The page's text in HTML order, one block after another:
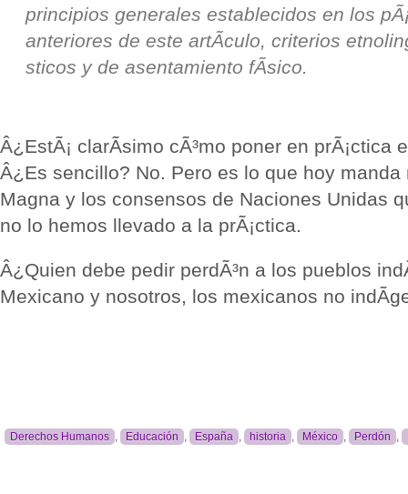
principios generales establecidos en los
anteriores de este artÃ­culo, criterios
sticos y de asentamiento fÃ­sico.
Â¿EstÃ¡ clarÃ­simo cÃ³mo poner en prÃ¡ctica
Â¿Es sencillo? No. Pero es lo que hoy manda
Magna y los consensos de Naciones Unidas
no lo hemos llevado a la prÃ¡ctica.
Â¿Quien debe pedir perdÃ³n a los pueblos
Mexicano y nosotros, los mexicanos no
Derechos Humanos , Educación , España , historia , México , Perdón ,